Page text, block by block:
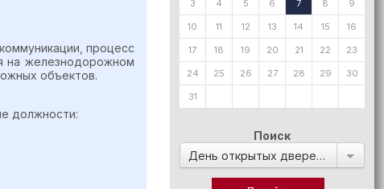
процесс
на железнодорожном
объектов.
должности:
3 4 5 6 7 8 9
10 11 12 13 14 15 16
17 18 19 20 21 22 23
24 25 26 27 28 29 30
31
Поиск
День открытых дверей в: